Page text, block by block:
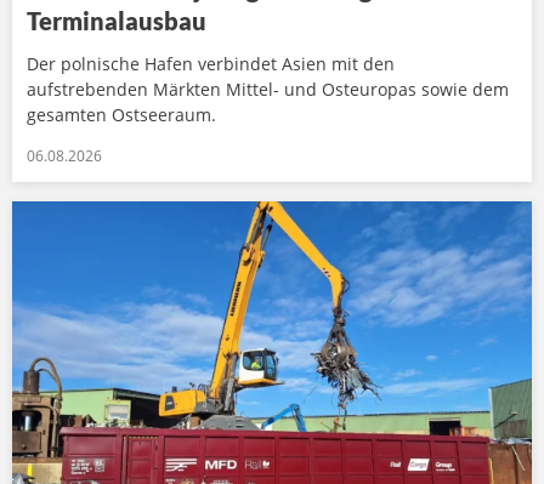
Terminalausbau
Der polnische Hafen verbindet Asien mit den
aufstrebenden Märkten Mittel- und Osteuropas sowie dem
gesamten Ostseeraum.
06.08.2026